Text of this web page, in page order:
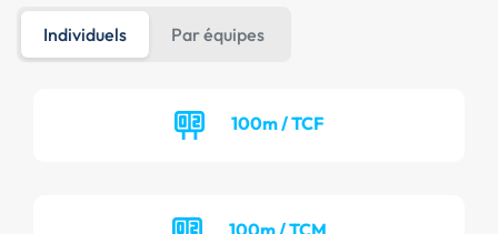
Individuels Par équipes
100m / TCF
100m / TCM